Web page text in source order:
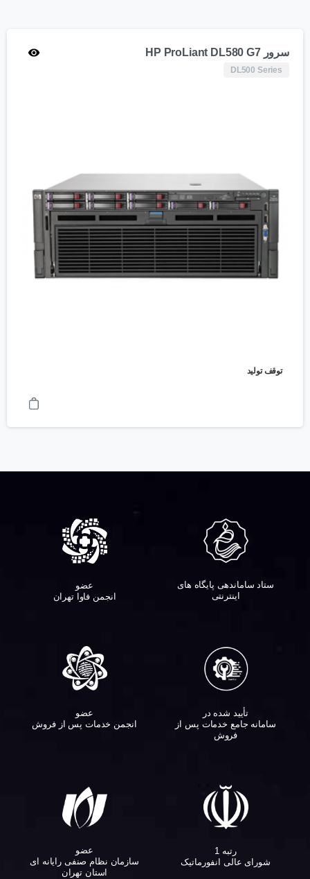
سرور HP ProLiant DL580 G7
DL500 Series
توقف تولید
ستاد ساماندهی پایگاه های
اینترنتی
عضو
انجمن فاوا تهران
تأیید شده در
سامانه جامع خدمات پس از
فروش
عضو
انجمن خدمات پس از فروش
رتبه 1
شورای عالی انفورماتیک
عضو
سازمان نظام صنفی رایانه ای
استان تهران